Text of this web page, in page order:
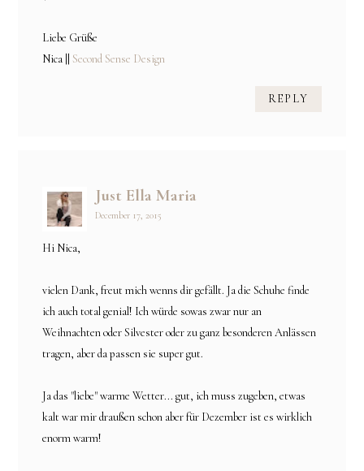
Liebe Grüße
Nica || Second Sense Design
REPLY
Just Ella Maria
December 17, 2015
Hi Nica,
vielen Dank, freut mich wenns dir gefällt. Ja die Schuhe finde
ich auch total genial! Ich würde sowas zwar nur an
Weihnachten oder Silvester oder zu ganz besonderen Anlässen
tragen, aber da passen sie super gut.
Ja das "liebe" warme Wetter... gut, ich muss zugeben, etwas
kalt war mir draußen schon aber für Dezember ist es wirklich
enorm warm!